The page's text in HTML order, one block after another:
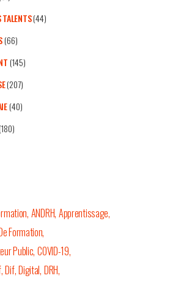
TALENTS(44)
(66)
(145)
(207)
(40)
ANDRH Apprentissage
Formation
Public COVID-19
Dif Digital DRH